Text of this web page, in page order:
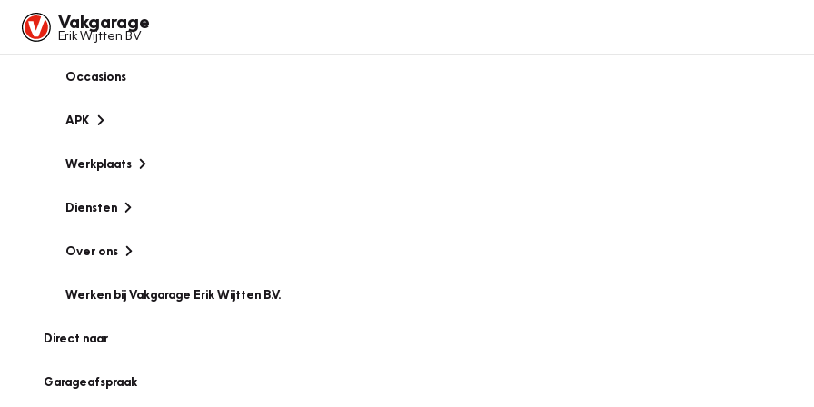
Vakgarage
Erik Wijtten BV
Occasions
APK
Werkplaats
Diensten
Over ons
Werken bij Vakgarage Erik Wijtten B.V.
Direct naar
Garageafspraak